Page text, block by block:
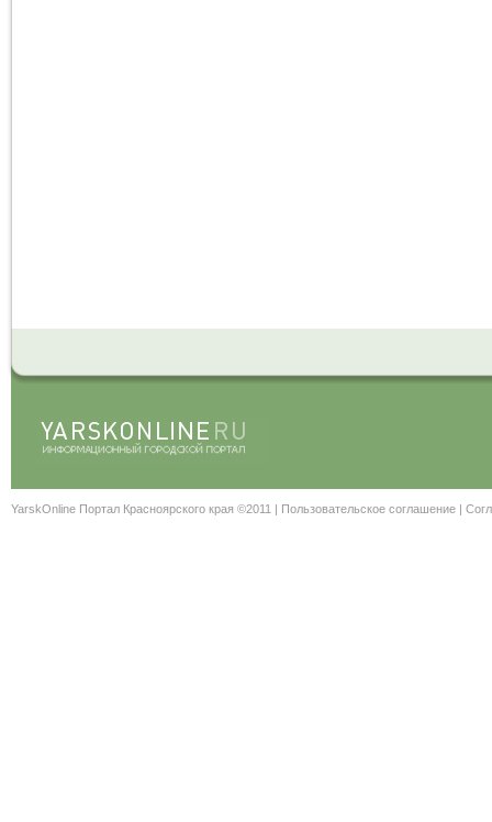
YarskOnline Портал Красноярского края ©2011 | Пользовательское соглашение |